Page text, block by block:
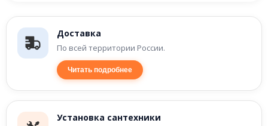
Доставка
По всей территории России.
Читать подробнее
Установка сантехники